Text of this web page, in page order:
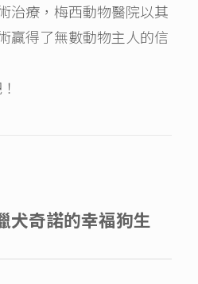
治療，梅西動物醫院以其
贏得了無數動物主人的信